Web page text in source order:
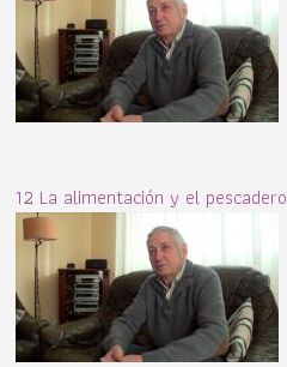
12 La alimentación y el pescadero